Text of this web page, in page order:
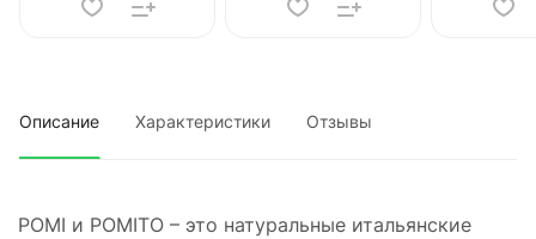
Описание Характеристики Отзывы
POMI и POMITO – это натуральные итальянские